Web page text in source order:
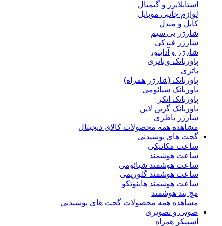
استابلایزر و گیمبال
لوازم جانبی موبایل
کابل و مبدل
شارژر بی سیم
شارژر فندکی
شارژر و آداپتور
پاوربانک و باتری
باتری
پاوربانک (شارژر همراه)
پاوربانک شیائومی
پاوربانک انکر
پاوربانک گرین لاین
شارژر باطری
مشاهده همه محصولات کالای دیجیتال
گجت های پوشیدنی
ساعت مکانیکی
ساعت هوشمند
ساعت هوشمند شیائومی
ساعت هوشمند گلوریمی
ساعت هوشمند هاینوتکو
مچ بند هوشمند
مشاهده همه محصولات گجت های پوشیدنی
صوتی و تصویری
اسپیکر همراه